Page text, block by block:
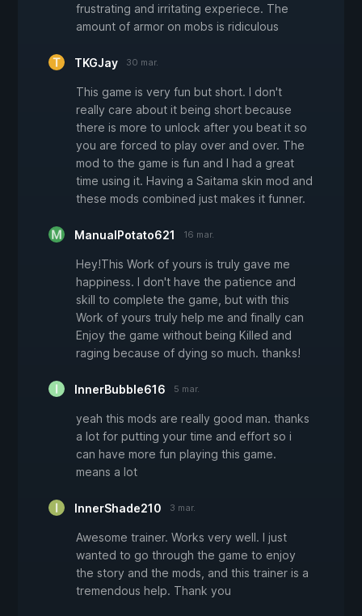
frustrating and irritating experiece. The
amount of armor on mobs is ridiculous
TKGJay 30 mar.
This game is very fun but short. I don't
really care about it being short because
there is more to unlock after you beat it so
you are forced to play over and over. The
mod to the game is fun and I had a great
time using it. Having a Saitama skin mod and
these mods combined just makes it funner.
ManualPotato621 16 mar.
Hey!This Work of yours is truly gave me
happiness. I don't have the patience and
skill to complete the game, but with this
Work of yours truly help me and finally can
Enjoy the game without being Killed and
raging because of dying so much. thanks!
InnerBubble616 5 mar.
yeah this mods are really good man. thanks
a lot for putting your time and effort so i
can have more fun playing this game.
means a lot
InnerShade210 3 mar.
Awesome trainer. Works very well. I just
wanted to go through the game to enjoy
the story and the mods, and this trainer is a
tremendous help. Thank you